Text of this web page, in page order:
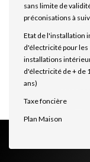
sans limite de
préconisations à
Etat de l'installation
d'électricité pour les
installations
d'électricité de + de
ans)
Taxe foncière
Plan Maison